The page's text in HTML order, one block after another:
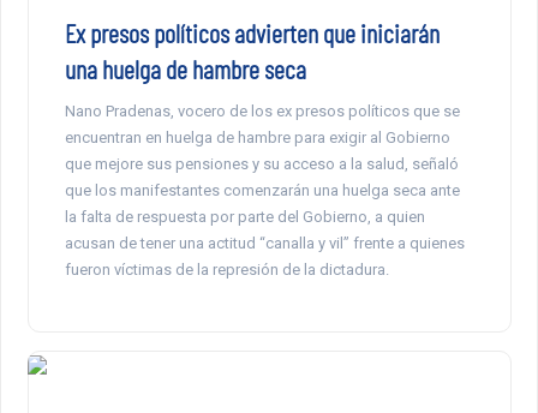
Ex presos políticos advierten que iniciarán
una huelga de hambre seca
Nano Pradenas, vocero de los ex presos políticos que se
encuentran en huelga de hambre para exigir al Gobierno
que mejore sus pensiones y su acceso a la salud, señaló
que los manifestantes comenzarán una huelga seca ante
la falta de respuesta por parte del Gobierno, a quien
acusan de tener una actitud “canalla y vil” frente a quienes
fueron víctimas de la represión de la dictadura.